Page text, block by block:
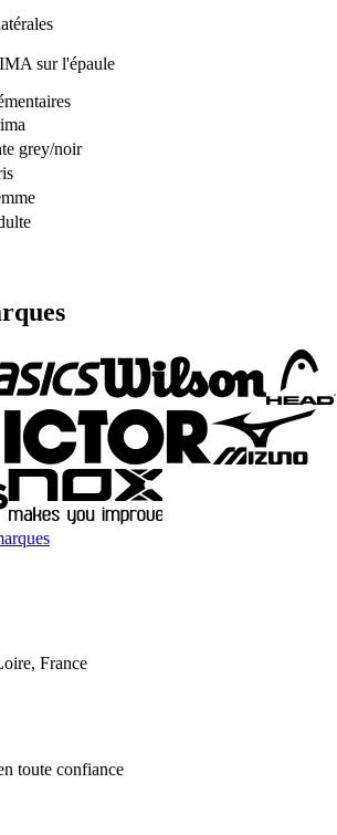
sur l'épaule
grey/noir
France
toute confiance